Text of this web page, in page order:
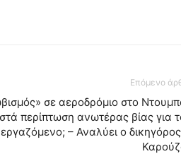
Επόμενο
σε αεροδρόμιο στο
περίπτωση ανωτέρας βίας για
εργαζόμενο; – Αναλύει ο